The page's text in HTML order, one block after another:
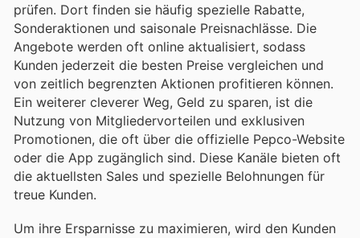
prüfen. Dort finden sie häufig spezielle Rabatte,
Sonderaktionen und saisonale Preisnachlässe. Die
Angebote werden oft online aktualisiert, sodass
Kunden jederzeit die besten Preise vergleichen und
von zeitlich begrenzten Aktionen profitieren können.
Ein weiterer cleverer Weg, Geld zu sparen, ist die
Nutzung von Mitgliedervorteilen und exklusiven
Promotionen, die oft über die offizielle Pepco-Website
oder die App zugänglich sind. Diese Kanäle bieten oft
die aktuellsten Sales und spezielle Belohnungen für
treue Kunden.
Um ihre Ersparnisse zu maximieren, wird den Kunden